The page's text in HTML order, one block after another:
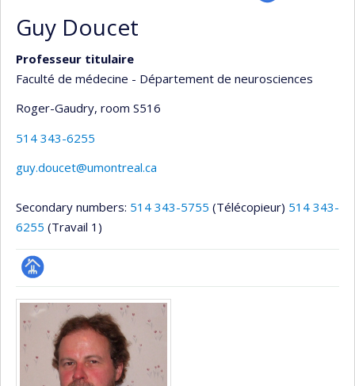
Guy Doucet
Professeur titulaire
Faculté de médecine - Département de neurosciences
Roger-Gaudry, room S516
514 343-6255
guy.doucet@umontreal.ca
Secondary numbers: 514 343-5755 (Télécopieur) 514 343-
6255 (Travail 1)
Page
professionnelle
(faculté,département,école)
Media